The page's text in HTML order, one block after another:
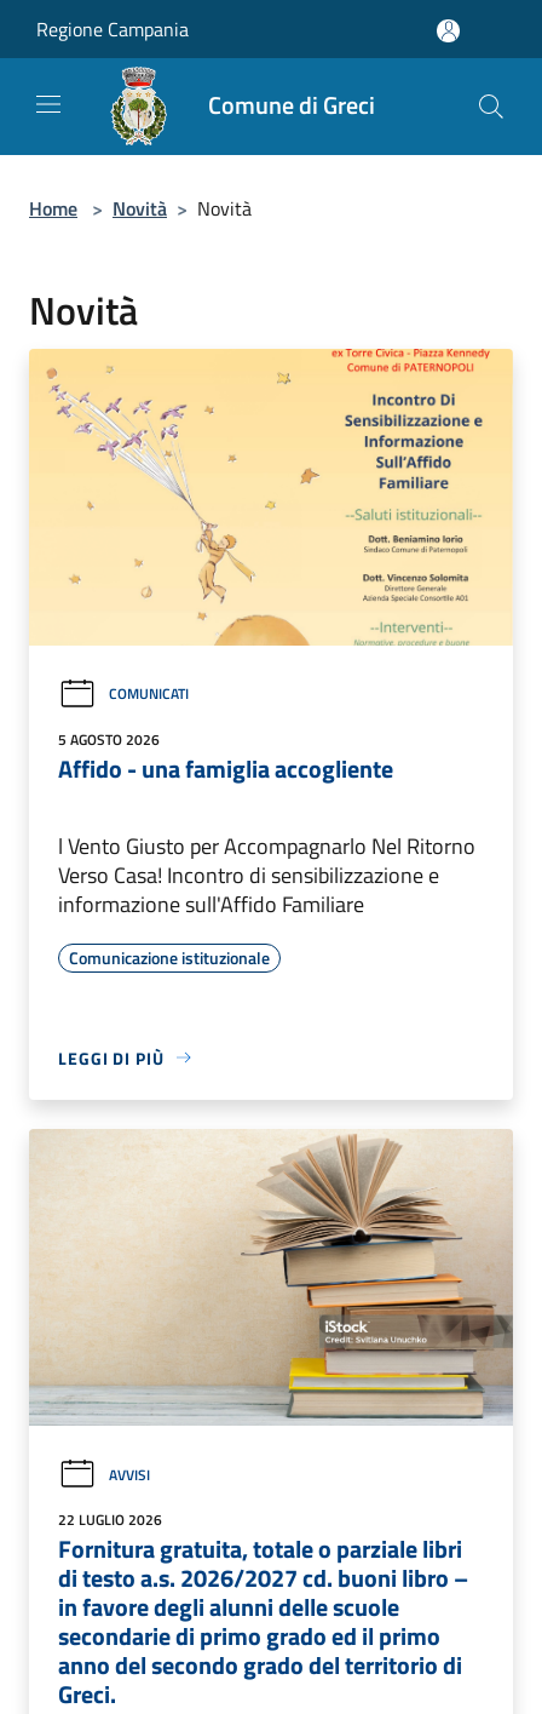
Regione Campania
Comune di Greci
Home > Novità > Novità
Novità
COMUNICATI
5 AGOSTO 2026
Affido - una famiglia accogliente
l Vento Giusto per Accompagnarlo Nel Ritorno
Verso Casa! Incontro di sensibilizzazione e
informazione sull'Affido Familiare
Comunicazione istituzionale
LEGGI DI PIÙ
AVVISI
22 LUGLIO 2026
Fornitura gratuita, totale o parziale libri
di testo a.s. 2026/2027 cd. buoni libro –
in favore degli alunni delle scuole
secondarie di primo grado ed il primo
anno del secondo grado del territorio di
Greci.